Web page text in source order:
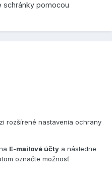
schránky pomocou
rozšírené nastavenia ochrany
E-mailové účty a následne
označte možnosť